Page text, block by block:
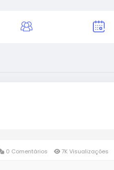
0 Comentários 7K Visualizações